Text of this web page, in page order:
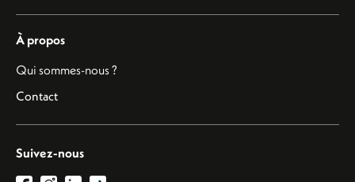
À propos
Qui sommes-nous ?
Contact
Suivez-nous